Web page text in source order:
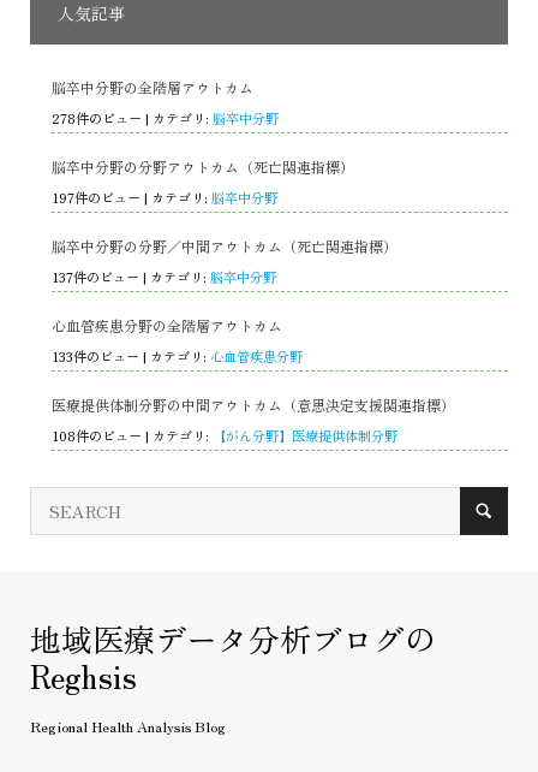
人気記事
脳卒中分野の全階層アウトカム
278件のビュー | カテゴリ: 脳卒中分野
脳卒中分野の分野アウトカム（死亡関連指標）
197件のビュー | カテゴリ: 脳卒中分野
脳卒中分野の分野／中間アウトカム（死亡関連指標）
137件のビュー | カテゴリ: 脳卒中分野
心血管疾患分野の全階層アウトカム
133件のビュー | カテゴリ: 心血管疾患分野
医療提供体制分野の中間アウトカム（意思決定支援関連指標）
108件のビュー | カテゴリ: 【がん分野】医療提供体制分野
地域医療データ分析ブログの
Reghsis
Regional Health Analysis Blog